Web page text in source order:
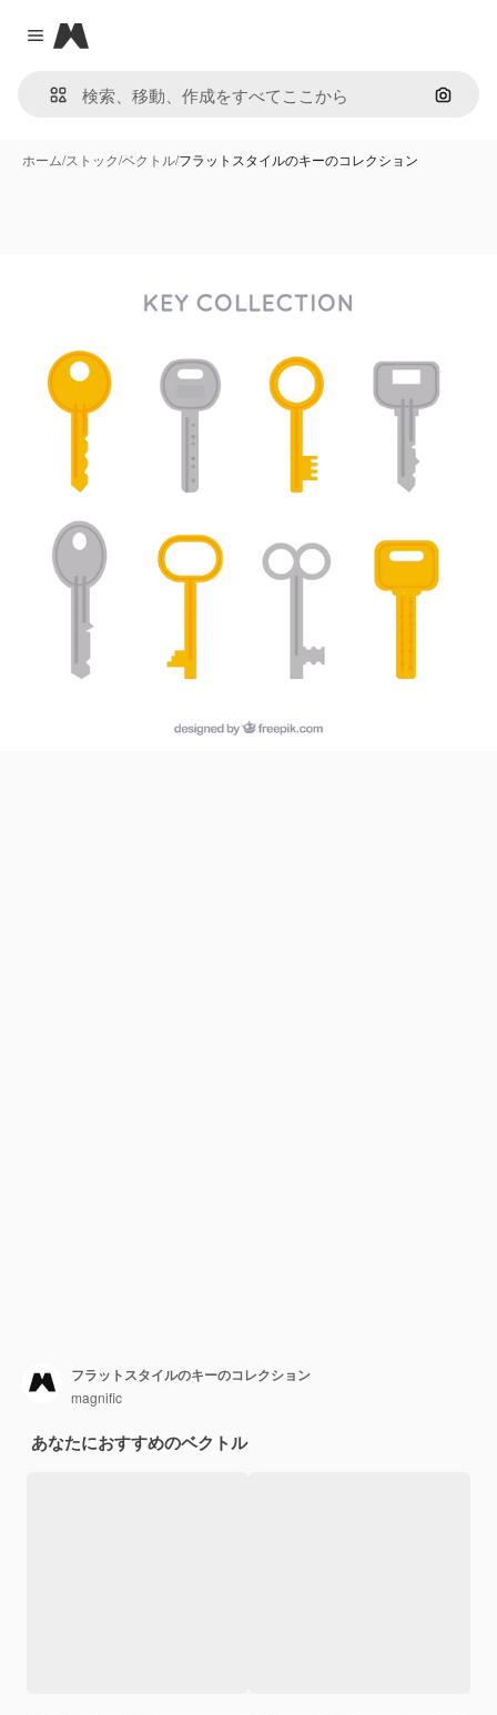
Close menu
Magnific
画像で
ホーム/ストック/ベクトル/フラットスタイルのキーのコレクション
フラットスタイルのキーのコレクション
magnific
あなたにおすすめのベクトル